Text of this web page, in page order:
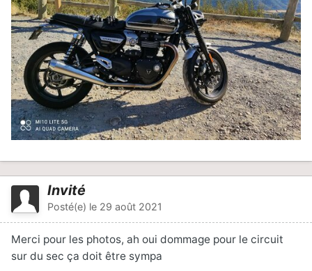
Invité
Posté(e) le 29 août 2021
Merci pour les photos, ah oui dommage pour le circuit
sur du sec ça doit être sympa